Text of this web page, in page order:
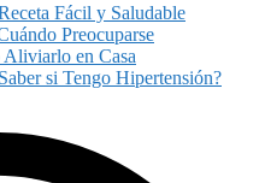
Fácil y Saludable
Preocuparse
en Casa
si Tengo Hipertensión?